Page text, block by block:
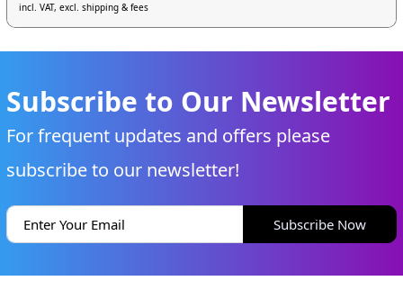
incl. VAT, excl. shipping & fees
Subscribe to Our Newsletter
For frequent updates and offers please
subscribe to our newsletter!
Subscribe Now